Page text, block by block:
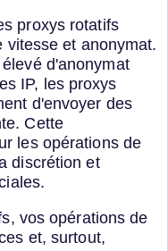
proxys rotatifs
vitesse et anonymat.
d'anonymat
IP, les proxys
d'envoyer des
Cette
les opérations de
discrétion et
vos opérations de
et, surtout,